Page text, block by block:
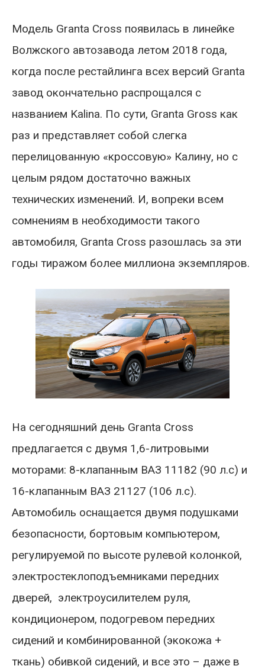
Модель Granta Cross появилась в линейке
Волжского автозавода летом 2018 года,
когда после рестайлинга всех версий Granta
завод окончательно распрощался с
названием Kalina. По сути, Granta Gross как
раз и представляет собой слегка
перелицованную «кроссовую» Калину, но с
целым рядом достаточно важных
технических изменений. И, вопреки всем
сомнениям в необходимости такого
автомобиля, Granta Cross разошлась за эти
годы тиражом более миллиона экземпляров.
На сегодняшний день Granta Cross
предлагается с двумя 1,6-литровыми
моторами: 8-клапанным ВАЗ 11182 (90 л.с) и
16-клапанным ВАЗ 21127 (106 л.с).
Автомобиль оснащается двумя подушками
безопасности, бортовым компьютером,
регулируемой по высоте рулевой колонкой,
электростеклоподъемниками передних
дверей, электроусилителем руля,
кондиционером, подогревом передних
сидений и комбинированной (экокожа +
ткань) обивкой сидений, и все это – даже в